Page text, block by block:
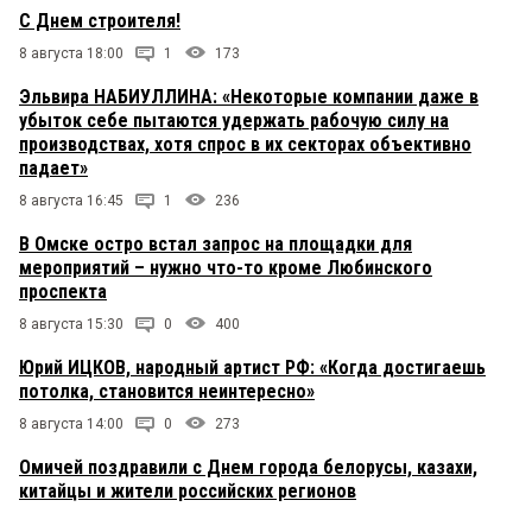
С Днем строителя!
8 августа 18:00 1 173
Эльвира НАБИУЛЛИНА: «Некоторые компании даже в
убыток себе пытаются удержать рабочую силу на
производствах, хотя спрос в их секторах объективно
падает»
8 августа 16:45 1 236
В Омске остро встал запрос на площадки для
мероприятий – нужно что-то кроме Любинского
проспекта
8 августа 15:30 0 400
Юрий ИЦКОВ, народный артист РФ: «Когда достигаешь
потолка, становится неинтересно»
8 августа 14:00 0 273
Омичей поздравили с Днем города белорусы, казахи,
китайцы и жители российских регионов